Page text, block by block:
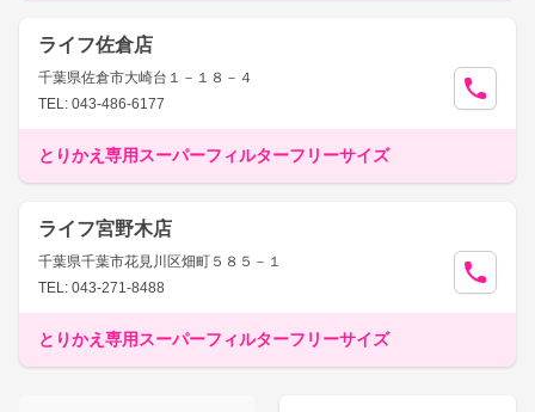
ライフ佐倉店
千葉県佐倉市大崎台１－１８－４
TEL: 043-486-6177
とりかえ専用スーパーフィルターフリーサイズ
ライフ宮野木店
千葉県千葉市花見川区畑町５８５－１
TEL: 043-271-8488
とりかえ専用スーパーフィルターフリーサイズ